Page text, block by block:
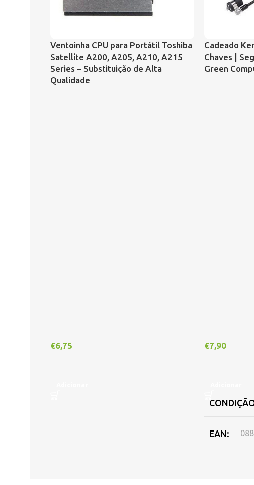
Ventoinha CPU para Portátil Toshiba
Satellite A200, A205, A210, A215
Series – Substituição de Alta
Qualidade
€6,75
Cadeado
Chaves |
Green
€7,90
EAN